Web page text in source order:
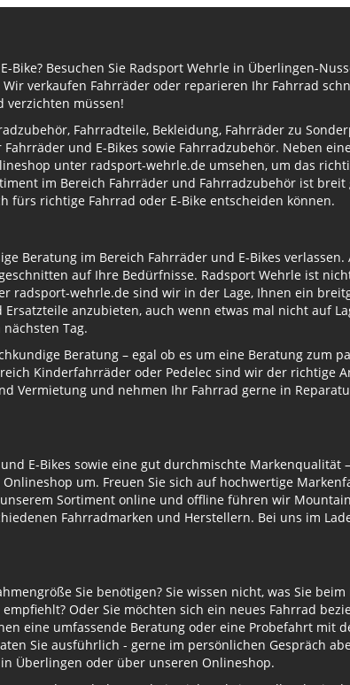
Besuchen Sie Radsport Wehrle in Überlingen-
verkaufen Fahrräder oder reparieren Ihr Fahrrad
verzichten müssen!
Fahrradteile, Bekleidung, Fahrräder zu
und E-Bikes sowie Fahrradzubehör. Neben
unter radsport-wehrle.de umsehen, um das
im Bereich Fahrräder und Fahrradzubehör ist
fürs richtige Fahrrad oder E-Bike entscheiden können.
Beratung im Bereich Fahrräder und E-Bikes
auf Ihre Bedürfnisse. Radsport Wehrle ist
radsport-wehrle.de sind wir in der Lage, Ihnen ein
anzubieten, auch wenn etwas mal nicht auf
Tag.
Beratung – egal ob es um eine Beratung zum
Kinderfahrräder oder Pedelec sind wir der richtige
Vermietung und nehmen Ihr Fahrrad gerne in
E-Bikes sowie eine gut durchmischte Markenqualität
um. Freuen Sie sich auf hochwertige
Sortiment online und offline führen wir
Fahrradmarken und Herstellern. Bei uns im
Sie benötigen? Sie wissen nicht, was Sie
Oder Sie möchten sich ein neues Fahrrad
eine umfassende Beratung oder eine Probefahrt mit
Sie ausführlich - gerne im persönlichen Gespräch
Überlingen oder über unseren Onlineshop.